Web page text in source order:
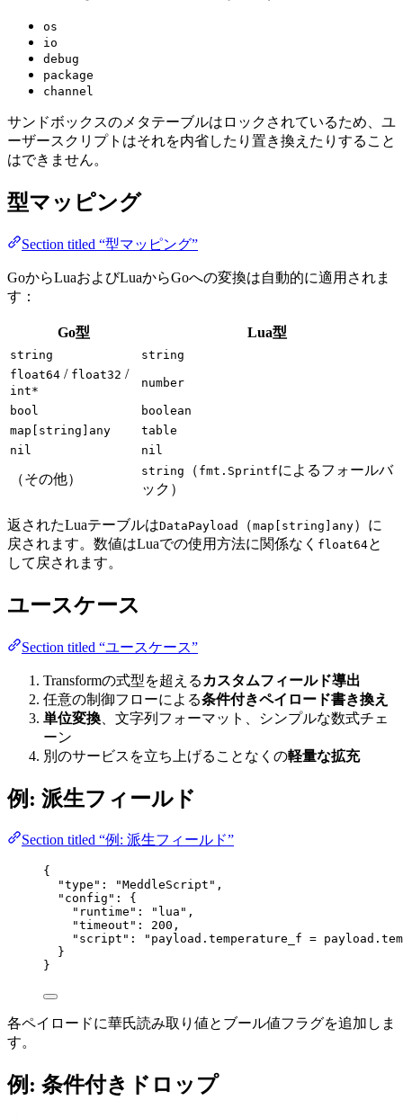
os
io
debug
package
channel
サンドボックスのメタテーブルはロックされているため、ユ
ーザースクリプトはそれを内省したり置き換えたりすること
はできません。
型マッピング
Section titled “型マッピング”
GoからLuaおよびLuaからGoへの変換は自動的に適用されま
す：
Go型 Lua型
string
string
float64 / float32 /
int*
number
bool
boolean
map[string]any
table
nil
nil
（その他）
string （ fmt.Sprintfによるフォールバ
ック）
返されたLuaテーブルはDataPayload （map[string]any）に
戻されます。数値はLuaでの使用方法に関係なく float64と
して戻されます。
ユースケース
Section titled “ユースケース”
Transformの式型を超える カスタムフィールド導出
任意の制御フローによる条件付きペイロード書き換え
単位変換 、文字列フォーマット、シンプルな数式チェ
ーン
別のサービスを立ち上げることなくの軽量な拡充
例: 派生フィールド
Section titled “例: 派生フィールド”
{
"type" : "MeddleScript " ,
"config" : {
"runtime" : " lua " ,
"timeout" : 200 ,
"script" : " payload.temperature_f =
}
}
各ペイロードに華氏読み取り値とブール値フラグを追加しま
す。
例: 条件付きドロップ